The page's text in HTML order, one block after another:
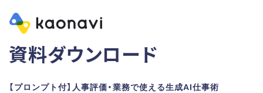
資料ダウンロード
【プロンプト付】人事評価・業務で使える生成AI仕事術